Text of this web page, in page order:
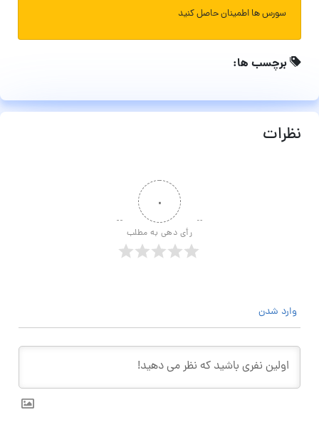
سورس ها اطمینان حاصل کنید
برچسب ها:
نظرات
۰
رأی دهی به مطلب
وارد شدن